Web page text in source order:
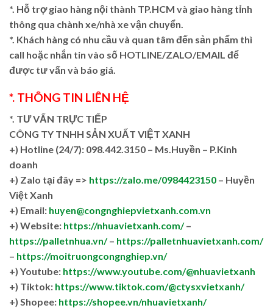
*. Hỗ trợ giao hàng nội thành TP.HCM và giao hàng tỉnh
thông qua chành xe/nhà xe vận chuyển.
*. Khách hàng có nhu cầu và quan tâm đến sản phẩm thì
call hoặc nhắn tin vào số HOTLINE/ZALO/EMAIL để
được tư vấn và báo giá.
*. THÔNG TIN LIÊN HỆ
*. TƯ VẤN TRỰC TIẾP
CÔNG TY TNHH SẢN XUẤT VIỆT XANH
+) Hotline (24/7): 098.442.3150 – Ms.Huyền – P.Kinh
doanh
+) Zalo tại đây => https://zalo.me/0984423150 – Huyền
Việt Xanh
+) Email: huyen@congnghiepvietxanh.com.vn
+) Website: https://nhuavietxanh.com/–
https://palletnhua.vn/– https://palletnhuavietxanh.com/
– https://moitruongcongnghiep.vn/
+) Youtube: https://www.youtube.com/@nhuavietxanh
+) Tiktok: https://www.tiktok.com/@ctysxvietxanh/
+) Shopee: https://shopee.vn/nhuavietxanh/